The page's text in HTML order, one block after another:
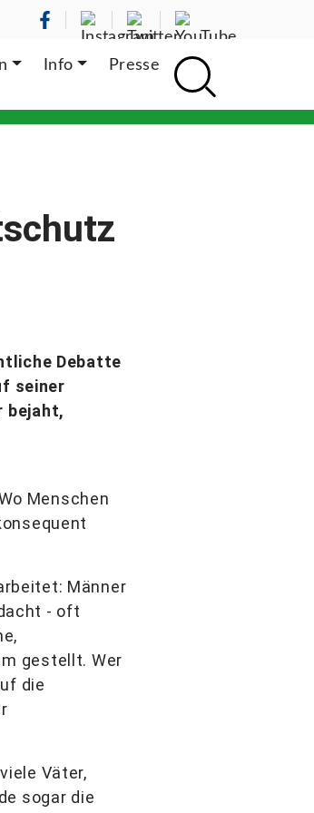
Info Presse
Debatte
seiner
bejaht,
Menschen
Männer
- oft
gestellt. Wer
die
Väter,
sogar die